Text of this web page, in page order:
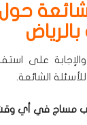
شائعة
على
الشائعة.
مساج في أي